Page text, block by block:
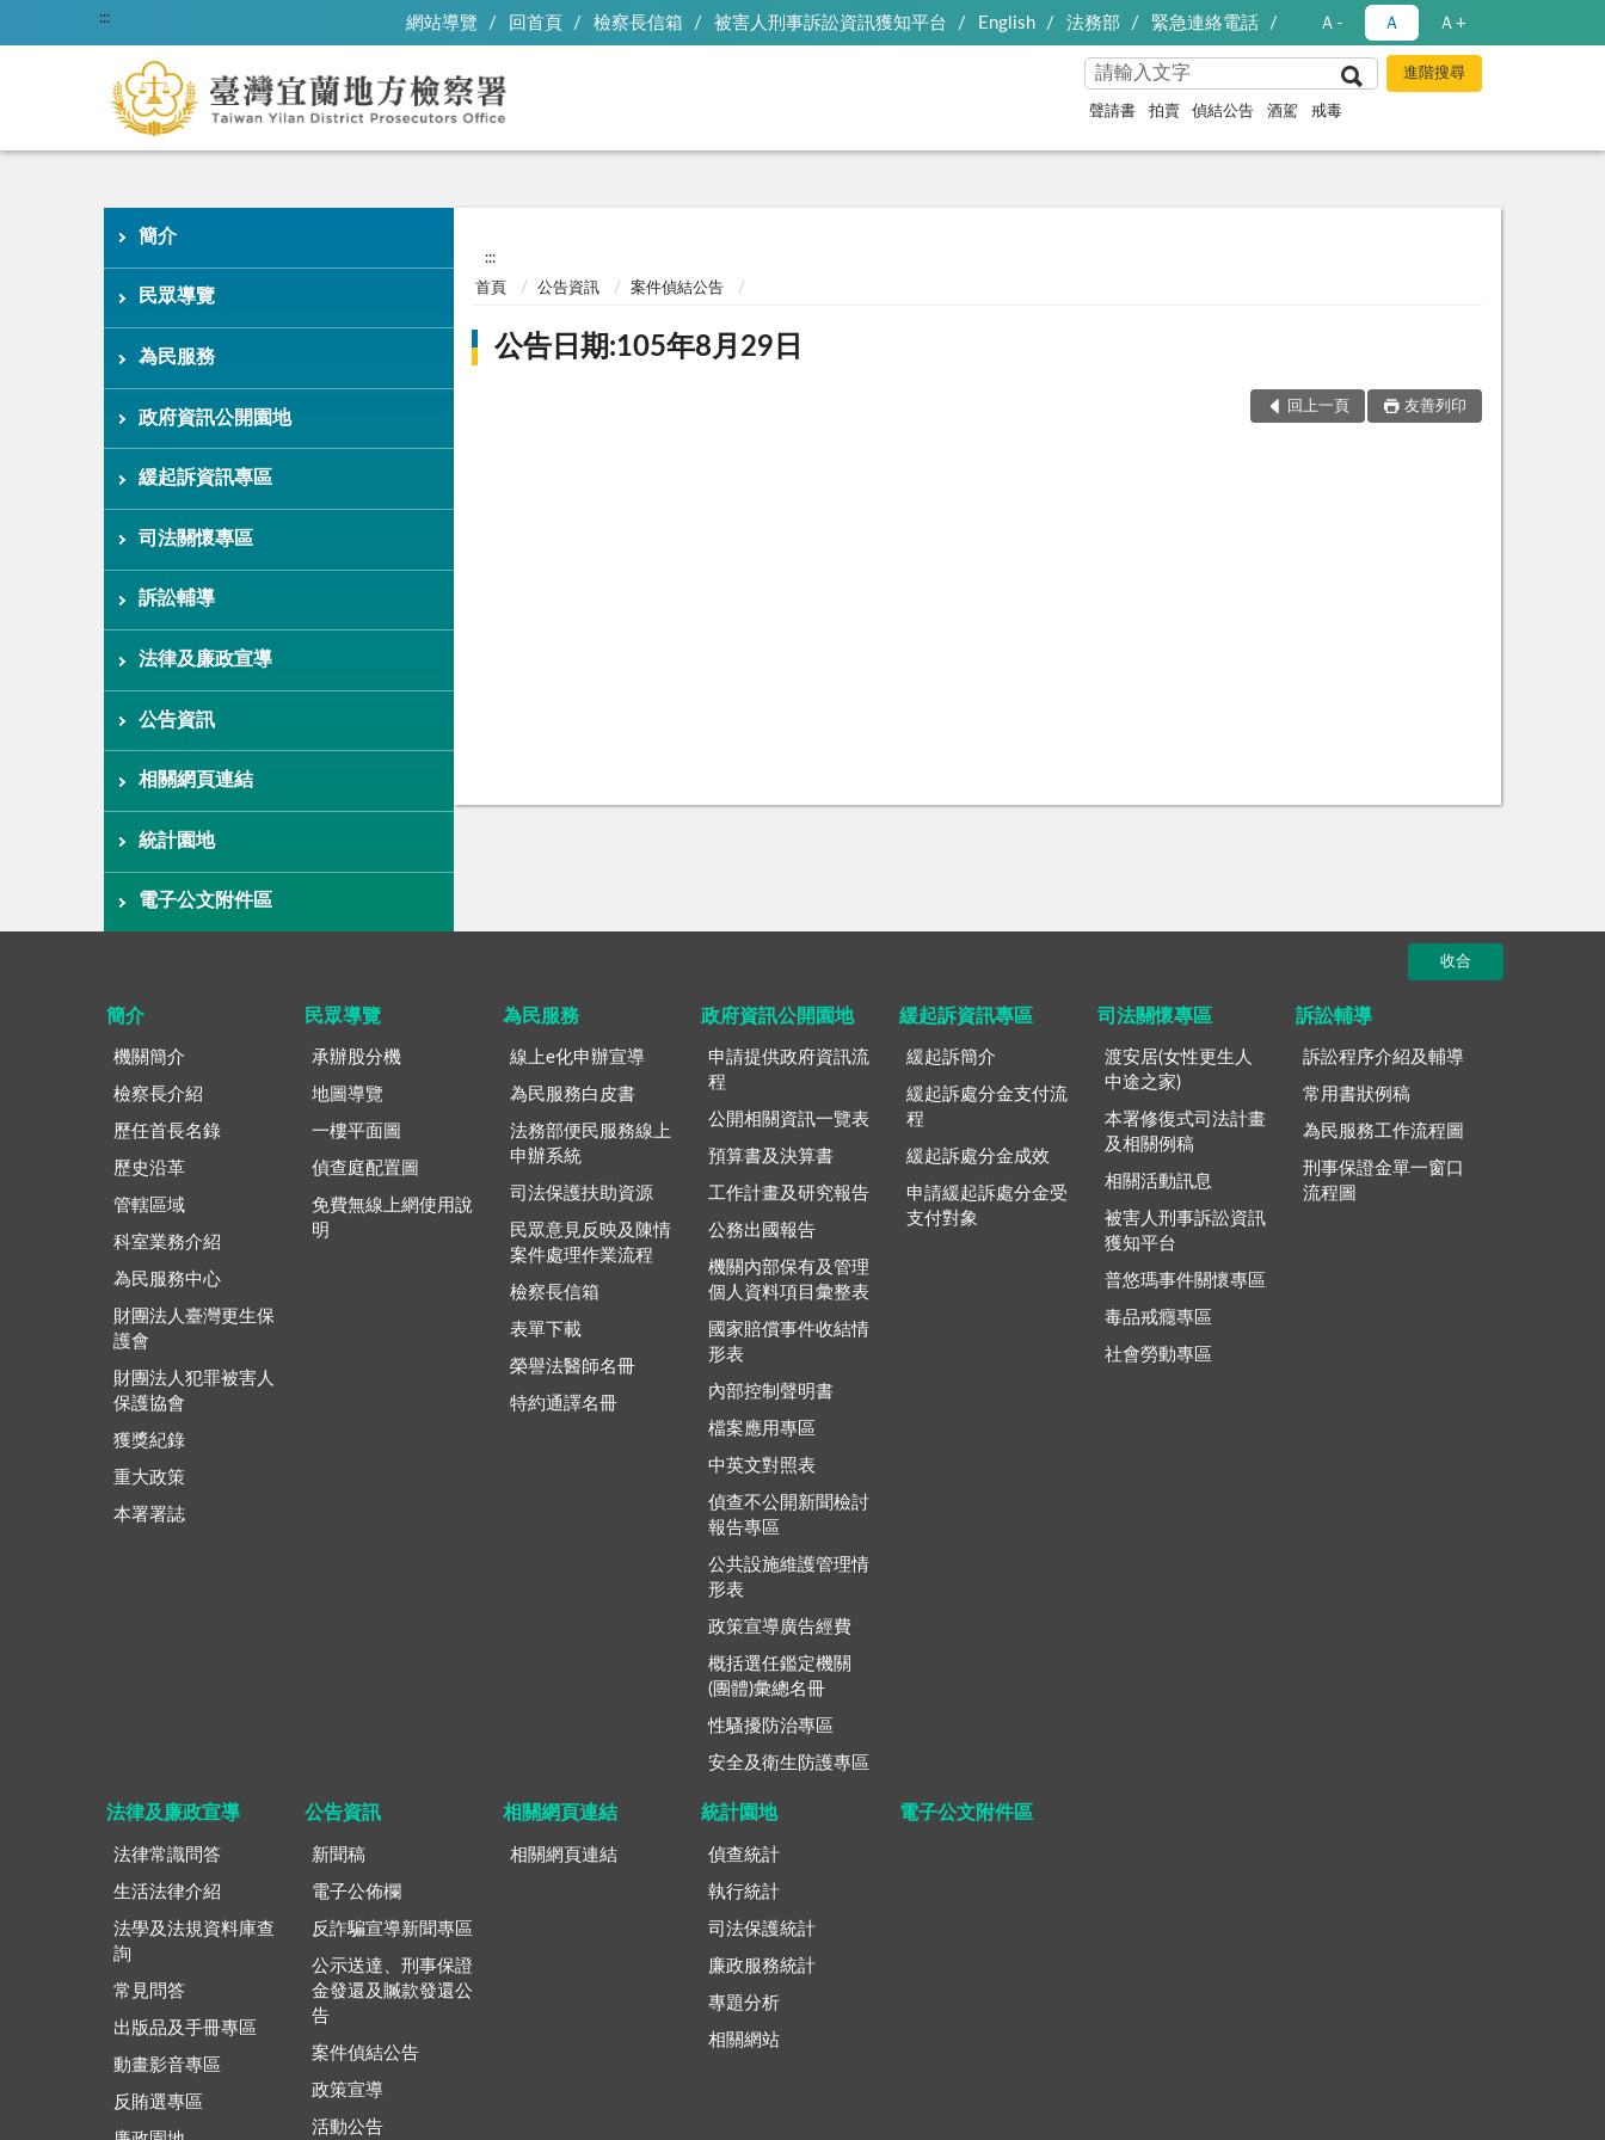
::: 網站導覽 回首頁 檢察長信箱 被害人刑事訴訟資訊獲知平台 English 法務部 緊急連絡電話 Ａ- Ａ Ａ+
聲請書 拍賣 偵結公告 酒駕 戒毒
簡介
民眾導覽
為民服務
政府資訊公開園地
緩起訴資訊專區
司法關懷專區
訴訟輔導
法律及廉政宣導
公告資訊
相關網頁連結
統計園地
電子公文附件區
:::
首頁 公告資訊 案件偵結公告
公告日期:105年8月29日
回上一頁 友善列印
收合
簡介
機關簡介
檢察長介紹
歷任首長名錄
歷史沿革
管轄區域
科室業務介紹
為民服務中心
財團法人臺灣更生保
護會
財團法人犯罪被害人
保護協會
獲獎紀錄
重大政策
本署署誌
民眾導覽
承辦股分機
地圖導覽
一樓平面圖
偵查庭配置圖
免費無線上網使用說
明
為民服務
線上e化申辦宣導
為民服務白皮書
法務部便民服務線上
申辦系統
司法保護扶助資源
民眾意見反映及陳情
案件處理作業流程
檢察長信箱
表單下載
榮譽法醫師名冊
特約通譯名冊
政府資訊公開園地
申請提供政府資訊流
程
公開相關資訊一覽表
預算書及決算書
工作計畫及研究報告
公務出國報告
機關內部保有及管理
個人資料項目彙整表
國家賠償事件收結情
形表
內部控制聲明書
檔案應用專區
中英文對照表
偵查不公開新聞檢討
報告專區
公共設施維護管理情
形表
政策宣導廣告經費
概括選任鑑定機關
(團體)彙總名冊
性騷擾防治專區
安全及衛生防護專區
緩起訴資訊專區
緩起訴簡介
緩起訴處分金支付流
程
緩起訴處分金成效
申請緩起訴處分金受
支付對象
司法關懷專區
渡安居(女性更生人
中途之家)
本署修復式司法計畫
及相關例稿
相關活動訊息
被害人刑事訴訟資訊
獲知平台
普悠瑪事件關懷專區
毒品戒癮專區
社會勞動專區
訴訟輔導
訴訟程序介紹及輔導
常用書狀例稿
為民服務工作流程圖
刑事保證金單一窗口
流程圖
法律及廉政宣導
法律常識問答
生活法律介紹
法學及法規資料庫查
詢
常見問答
出版品及手冊專區
動畫影音專區
反賄選專區
公告資訊
新聞稿
電子公佈欄
反詐騙宣導新聞專區
公示送達、刑事保證
金發還及贓款發還公
告
案件偵結公告
政策宣導
活動公告
相關網頁連結
相關網頁連結
統計園地
偵查統計
執行統計
司法保護統計
廉政服務統計
專題分析
相關網站
電子公文附件區